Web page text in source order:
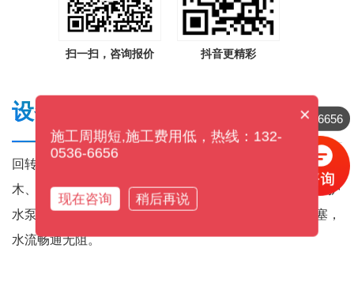
扫一扫，咨询报价 抖音更精彩
设备作用
回转式格栅机能有效地拦截进水中各种固态飘浮物，如草
木、垃圾、纤维，橡塑等杂物，从而有效的清除污物，保护
水泵叶轮减少后续工序的处理负荷。保持下水道永不阻塞，
水流畅通无阻。
132-0536-6656
×
施工周期短,施工费用低，热线：132-
0536-6656
现在咨询 稍后再说